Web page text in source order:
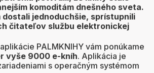
komoditám dnešného sveta.
dostali jednoduchšie, sprístupnili
čitateľov službu elektronickej
PALMKNIHY vám ponúkame
vyše 9000 e-kníh. Aplikácia je
s operačným systémom